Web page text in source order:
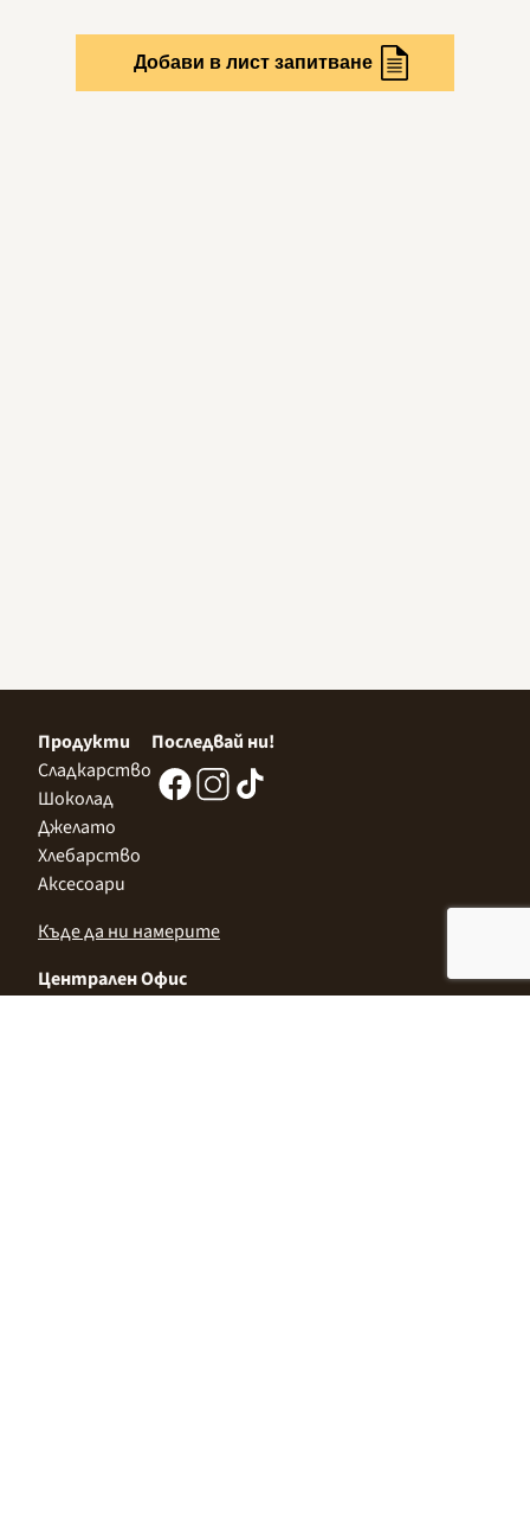
Добави в лист запитване
Продукти
Сладкарство
Шоколад
Джелато
Хлебарство
Аксесоари
Последвай ни!
Къде да ни намерите
Централен Офис